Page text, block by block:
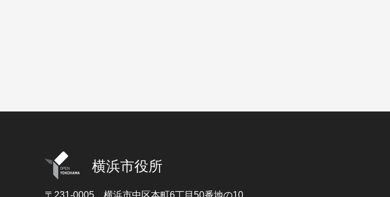
横浜市役所
〒231-0005 横浜市中区本町6丁目50番地の10